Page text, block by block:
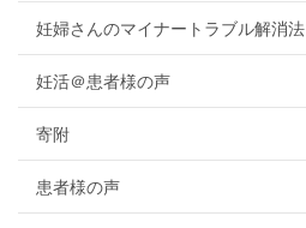
妊婦さんのマイナートラブル解消法
妊活＠患者様の声
寄附
患者様の声